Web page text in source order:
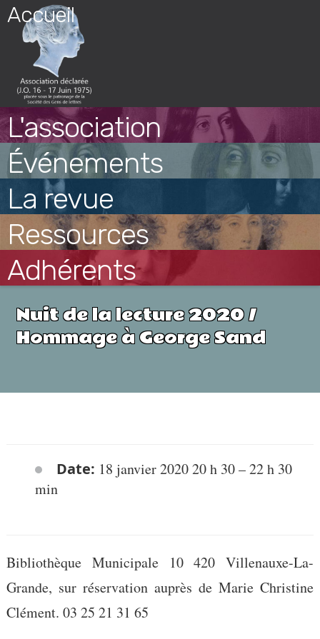
Skip
content
Accueil
L'association
Événements
La revue
Ressources
Adhérents
Nuit de la lecture 2020 /
Hommage à George Sand
Date: 18 janvier 2020 20 h 30–22 h 30
min
Bibliothèque Municipale 10 420 Villenauxe-La-
Grande, sur réservation auprès de Marie Christine
Clément. 03 25 21 31 65